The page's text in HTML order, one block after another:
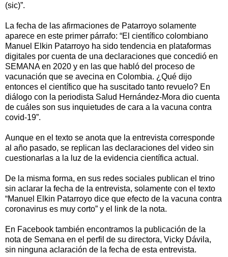
(sic)”.
La fecha de las afirmaciones de Patarroyo solamente
aparece en este primer párrafo: “El científico colombiano
Manuel Elkin Patarroyo ha sido tendencia en plataformas
digitales por cuenta de una declaraciones que concedió en
SEMANA en 2020 y en las que habló del proceso de
vacunación que se avecina en Colombia. ¿Qué dijo
entonces el científico que ha suscitado tanto revuelo? En
diálogo con la periodista Salud Hernández-Mora dio cuenta
de cuáles son sus inquietudes de cara a la vacuna contra
covid-19”.
Aunque en el texto se anota que la entrevista corresponde
al año pasado, se replican las declaraciones del video sin
cuestionarlas a la luz de la evidencia científica actual.
De la misma forma, en sus redes sociales publican el trino
sin aclarar la fecha de la entrevista, solamente con el texto
“Manuel Elkin Patarroyo dice que efecto de la vacuna contra
coronavirus es muy corto” y el link de la nota.
En Facebook también encontramos la publicación de la
nota de Semana en el perfil de su directora, Vicky Dávila,
sin ninguna aclaración de la fecha de esta entrevista.